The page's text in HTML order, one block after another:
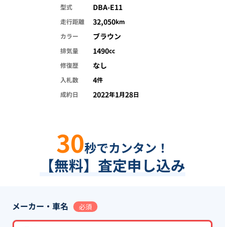
型式 DBA-E11
走行距離 32,050km
カラー
ブラウン
排気量 1490cc
修復歴
なし
入札数 4件
成約日
2022年1月28日
30秒でカンタン！
【無料】査定申し込み
メーカー・車名 必須